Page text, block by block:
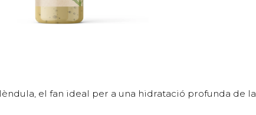
el fan ideal per a una hidratació profunda de la